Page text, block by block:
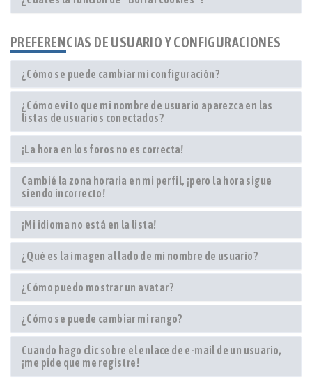
PREFERENCIAS DE USUARIO Y CONFIGURACIONES
¿Cómo se puede cambiar mi configuración?
¿Cómo evito que mi nombre de usuario aparezca en las
listas de usuarios conectados?
¡La hora en los foros no es correcta!
Cambié la zona horaria en mi perfil, ¡pero la hora sigue
siendo incorrecto!
¡Mi idioma no está en la lista!
¿Qué es la imagen al lado de mi nombre de usuario?
¿Cómo puedo mostrar un avatar?
¿Cómo se puede cambiar mi rango?
Cuando hago clic sobre el enlace de e-mail de un usuario,
¡me pide que me registre!